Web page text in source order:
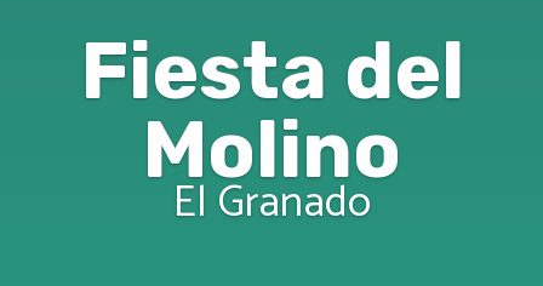
Fiesta del
Molino
El Granado